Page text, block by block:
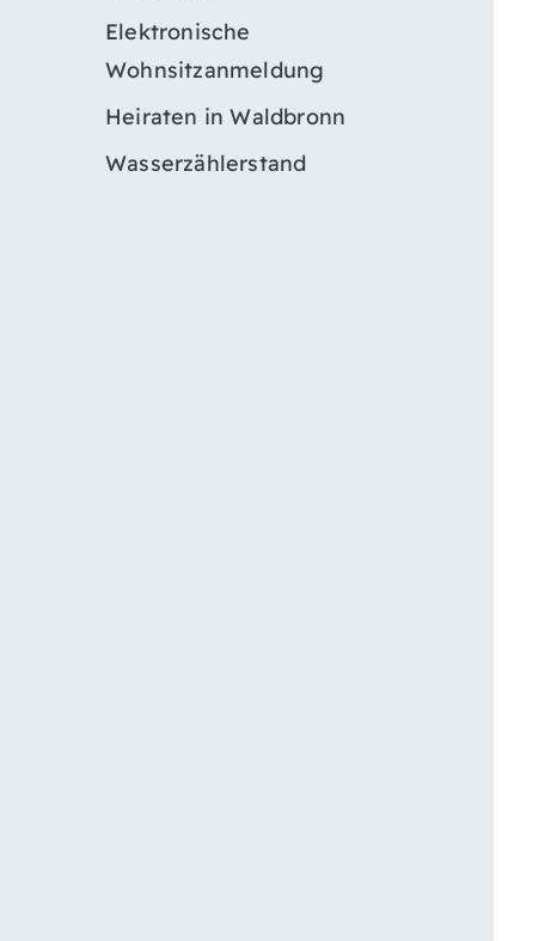
Elektronische
Wohnsitzanmeldung
Heiraten in Waldbronn
Wasserzählerstand